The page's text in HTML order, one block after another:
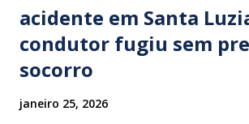
acidente em Santa
condutor fugiu sem
socorro
janeiro 25, 2026